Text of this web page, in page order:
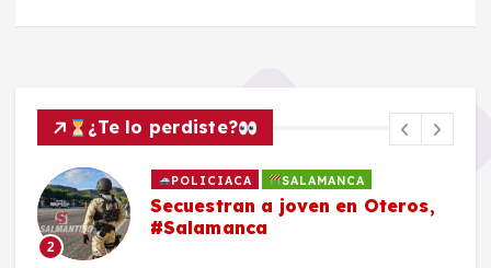
¿Te lo perdiste?
2
POLICIACA SALAMANCA
Secuestran a joven en Oteros,
#Salamanca